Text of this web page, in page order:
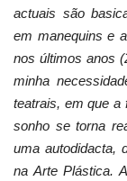
actuais são
em manequins e
nos últimos anos
minha
teatrais, em que a
sonho se torna
uma autodidacta,
na Arte Plástica.